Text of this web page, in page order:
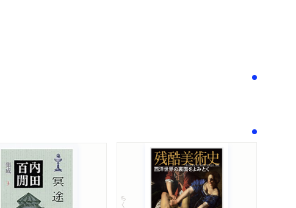
ちくま学芸文庫